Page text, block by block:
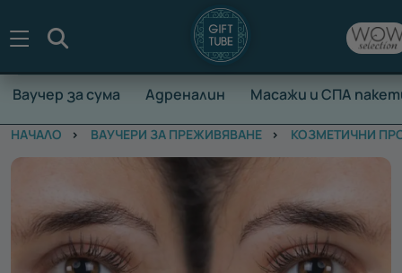
Ваучер за сума Адреналин Масажи и СПА
НАЧАЛО ВАУЧЕРИ ЗА ПРЕЖИВЯВАНЕ КОЗМЕТИЧНИ